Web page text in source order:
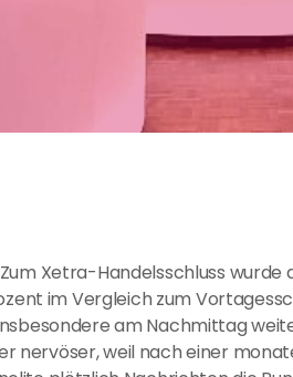
Xetra-Handelsschluss wurde
im Vergleich zum
am Nachmittag
nervöser, weil nach einer